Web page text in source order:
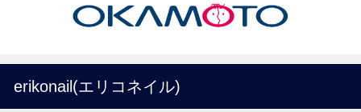
erikonail(エリコネイル)